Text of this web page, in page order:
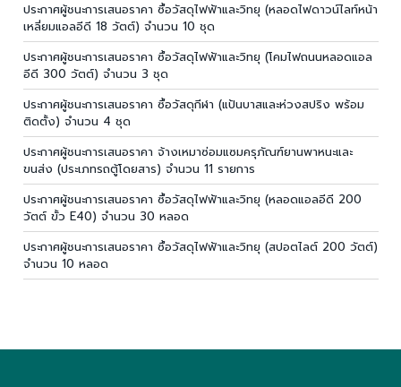
ประกาศผู้ชนะการเสนอราคา ซื้อวัสดุไฟฟ้าและวิทยุ (หลอดไฟดาวน์ไลท์หน้า
เหลี่ยมแอลอีดี 18 วัตต์) จำนวน 10 ชุด
ประกาศผู้ชนะการเสนอราคา ซื้อวัสดุไฟฟ้าและวิทยุ (โคมไฟถนนหลอดแอล
อีดี 300 วัตต์) จำนวน 3 ชุด
ประกาศผู้ชนะการเสนอราคา ซื้อวัสดุกีฬา (แป้นบาสและห่วงสปริง พร้อม
ติดตั้ง) จำนวน 4 ชุด
ประกาศผู้ชนะการเสนอราคา จ้างเหมาซ่อมแซมครุภัณฑ์ยานพาหนะและ
ขนส่ง (ประเภทรถตู้โดยสาร) จำนวน 11 รายการ
ประกาศผู้ชนะการเสนอราคา ซื้อวัสดุไฟฟ้าและวิทยุ (หลอดแอลอีดี 200
วัตต์ ขั้ว E40) จำนวน 30 หลอด
ประกาศผู้ชนะการเสนอราคา ซื้อวัสดุไฟฟ้าและวิทยุ (สปอตไลต์ 200 วัตต์)
จำนวน 10 หลอด